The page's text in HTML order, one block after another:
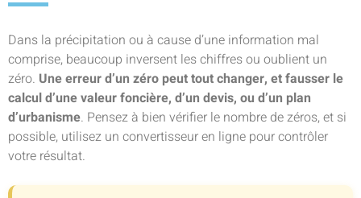
Dans la précipitation ou à cause d’une information mal
comprise, beaucoup inversent les chiffres ou oublient un
zéro. Une erreur d’un zéro peut tout changer, et fausser le
calcul d’une valeur foncière, d’un devis, ou d’un plan
d’urbanisme. Pensez à bien vérifier le nombre de zéros, et si
possible, utilisez un convertisseur en ligne pour contrôler
votre résultat.